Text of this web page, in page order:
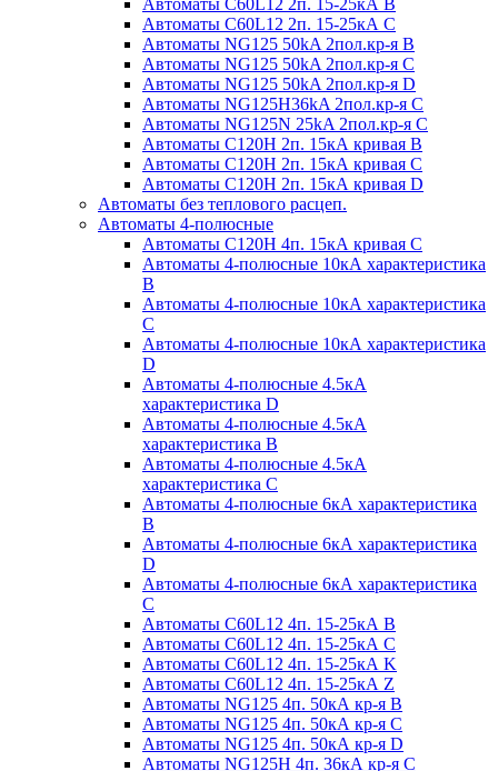
Автоматы C60L12 2п. 15-25кА C
Автоматы NG125 50kA 2пол.кр-я B
Автоматы NG125 50kA 2пол.кр-я C
Автоматы NG125 50kA 2пол.кр-я D
Автоматы NG125H36kA 2пол.кр-я C
Автоматы NG125N 25kA 2пол.кр-я C
Автоматы С120H 2п. 15кА кривая B
Автоматы С120H 2п. 15кА кривая C
Автоматы С120H 2п. 15кА кривая D
Автоматы без теплового расцеп.
Автоматы 4-полюсные
Автоматы С120H 4п. 15кА кривая C
Автоматы 4-полюсные 10кА характеристика
B
Автоматы 4-полюсные 10кА характеристика
C
Автоматы 4-полюсные 10кА характеристика
D
Автоматы 4-полюсные 4.5кА
характеристика D
Автоматы 4-полюсные 4.5кА
характеристика В
Автоматы 4-полюсные 4.5кА
характеристика С
Автоматы 4-полюсные 6кА характеристика
B
Автоматы 4-полюсные 6кА характеристика
D
Автоматы 4-полюсные 6кА характеристика
С
Автоматы C60L12 4п. 15-25кА B
Автоматы C60L12 4п. 15-25кА C
Автоматы C60L12 4п. 15-25кА K
Автоматы C60L12 4п. 15-25кА Z
Автоматы NG125 4п. 50кА кр-я B
Автоматы NG125 4п. 50кА кр-я C
Автоматы NG125 4п. 50кА кр-я D
Автоматы NG125H 4п. 36кА кр-я C